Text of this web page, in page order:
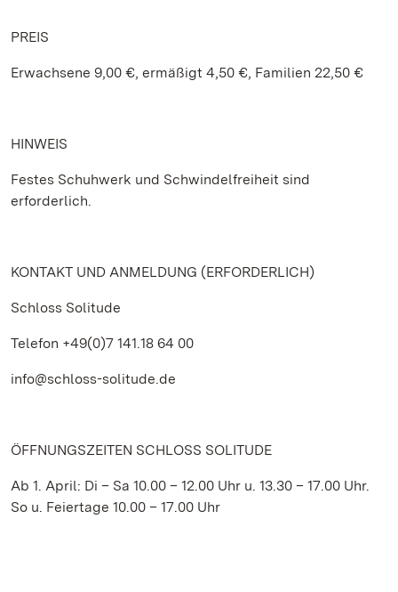
PREIS
Erwachsene 9,00 €, ermäßigt 4,50 €, Familien 22,50 €
HINWEIS
Festes Schuhwerk und Schwindelfreiheit sind
erforderlich.
KONTAKT UND ANMELDUNG (ERFORDERLICH)
Schloss Solitude
Telefon +49(0)7 141.18 64 00
info@schloss-solitude.de
ÖFFNUNGSZEITEN SCHLOSS SOLITUDE
Ab 1. April: Di – Sa 10.00 – 12.00 Uhr u. 13.30 – 17.00 Uhr.
So u. Feiertage 10.00 – 17.00 Uhr